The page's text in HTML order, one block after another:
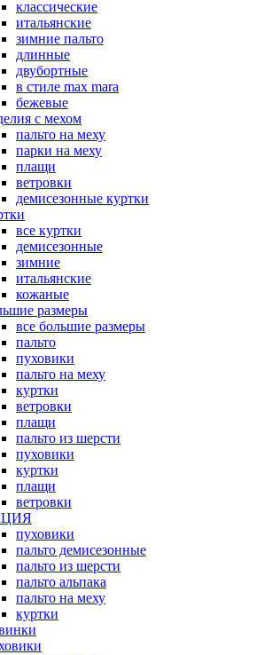
классические
итальянские
зимние пальто
длинные
двубортные
в стиле max mara
бежевые
с мехом
пальто на меху
парки на меху
плащи
ветровки
демисезонные куртки
все куртки
демисезонные
зимние
итальянские
кожаные
размеры
все большие размеры
пальто
пуховики
пальто на меху
куртки
ветровки
плащи
пальто из шерсти
пуховики
куртки
плащи
ветровки
пуховики
пальто демисезонные
пальто из шерсти
пальто альпака
пальто на меху
куртки